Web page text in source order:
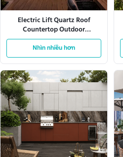
Electric Lift Quartz Roof
Countertop Outdoor
Kitchenette Tủ nhôm
Nhìn nhiều hơn